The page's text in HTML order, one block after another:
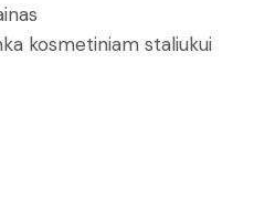
kosmetiniam staliukui